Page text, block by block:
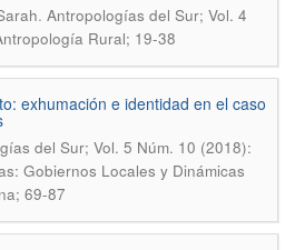
. Antropologías del Sur; Vol. 4
Rural; 19-38
exhumación e identidad en el caso
del Sur; Vol. 5 Núm. 10 (2018):
Gobiernos Locales y Dinámicas
69-87